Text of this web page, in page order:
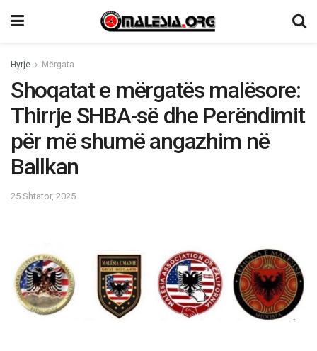
Hyrje Mërgata
Shoqatat e mërgatës malësore:
Thirrje SHBA-së dhe Perëndimit
për më shumë angazhim në
Ballkan
25 Shtator, 2025